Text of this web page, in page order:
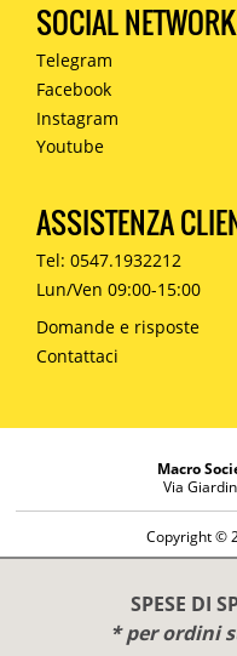
SPESE DI
* per ordini
SOCIAL NETWORK
Telegram
Facebook
Instagram
Youtube
ASSISTENZA
Tel: 0547.1932212
Lun/Ven 09:00-15:00
Domande e risposte
Contattaci
Macro
Via
Copyright ©